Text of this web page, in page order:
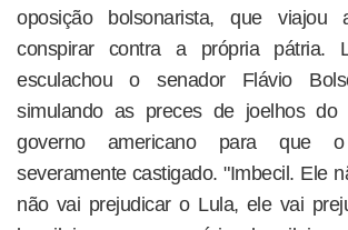
oposição bolsonarista, que viajou
conspirar contra a própria pátria.
esculachou o senador Flávio
simulando as preces de joelhos do
governo americano para que
severamente castigado. "Imbecil. Ele
não vai prejudicar o Lula, ele vai